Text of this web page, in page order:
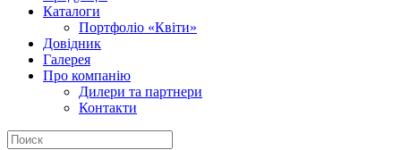
Каталоги
Портфоліо «Квіти»
Довідник
Галерея
Про компанію
Дилери та партнери
Контакти